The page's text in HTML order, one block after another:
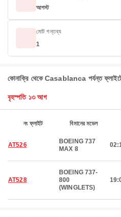
আগস্ট
মোট গন্তব্য
1
কোনাক্রি থেকে Casablanca পর্যন্ত
বৃহস্পতি ১৩ আগ
নং ফ্লাইট বিমানের মডেল
AT526
BOEING 737
MAX 8
AT528
BOEING 737-
800
(WINGLETS)